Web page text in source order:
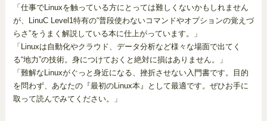
「仕事でLinuxを触っている方にとっては難しくないかもしれません
が、LinuC Level1特有の“普段使わないコマンドやオプションの覚えづ
らさ”をうまく解説している本に仕上がっています。」
「Linuxは自動化やクラウド、データ分析など様々な場面で出てく
る“地力”の技術。身につけておくと絶対に損はありません。」
「難解なLinuxがぐっと身近になる、挫折させない入門書です。目的
を問わず、あなたの『最初のLinux本』として最適です。ぜひお手に
取って読んでみてください。」